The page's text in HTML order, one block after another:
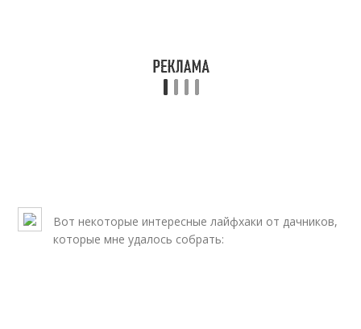
Вот некоторые интересные лайфхаки от дачников,
которые мне удалось собрать: